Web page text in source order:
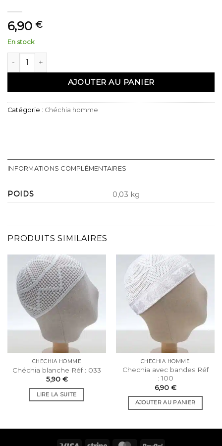
6,90 €
En stock
quantité de Chechia blanche Réf : 11
AJOUTER AU PANIER
Catégorie : Chéchia homme
INFORMATIONS COMPLÉMENTAIRES
POIDS 0,03 kg
PRODUITS SIMILAIRES
CHÉCHIA HOMME
Chéchia blanche Réf : 033
5,90 €
LIRE LA SUITE
CHÉCHIA HOMME
Chechia avec bandes Réf
: 100
6,90 €
AJOUTER AU PANIER